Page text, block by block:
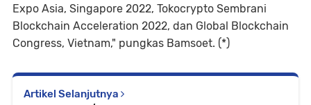
Expo Asia, Singapore 2022, Tokocrypto Sembrani
Blockchain Acceleration 2022, dan Global Blockchain
Congress, Vietnam," pungkas Bamsoet. (*)
Artikel Selanjutnya